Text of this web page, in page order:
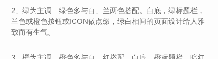
2、绿为主调—绿色多与白、兰两色搭配。白底，绿标题栏，
兰色或橙色按钮或ICON做点缀，绿白相间的页面设计给人雅
致而有生气。
3、橙为主调—橙色多与白、红搭配。白底，橙标题栏，暗红